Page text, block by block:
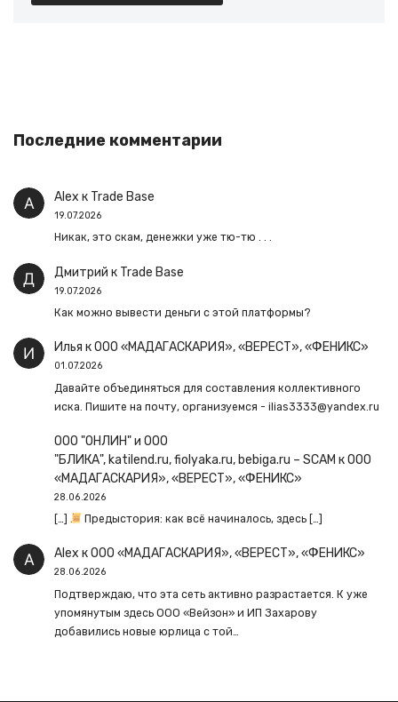
Последние комментарии
Alex к Trade Base
19.07.2026
Никак, это скам, денежки уже тю-тю . . .
Дмитрий к Trade Base
19.07.2026
Как можно вывести деньги с этой платформы?
Илья кООО «МАДАГАСКАРИЯ», «ВЕРЕСТ», «ФЕНИКС»
01.07.2026
Давайте объединяться для составления коллективного
иска. Пишите на почту, организуемся - ilias3333@yandex.ru
ООО "ОНЛИН" и ООО
"БЛИКА", katilend.ru, fiolyaka.ru, bebiga.ru – SCAM кООО
«МАДАГАСКАРИЯ», «ВЕРЕСТ», «ФЕНИКС»
28.06.2026
[…] Предыстория: как всё начиналось, здесь […]
Alex кООО «МАДАГАСКАРИЯ», «ВЕРЕСТ», «ФЕНИКС»
28.06.2026
Подтверждаю, что эта сеть активно разрастается. К уже
упомянутым здесь ООО «Вейзон» и ИП Захарову
добавились новые юрлица с той…